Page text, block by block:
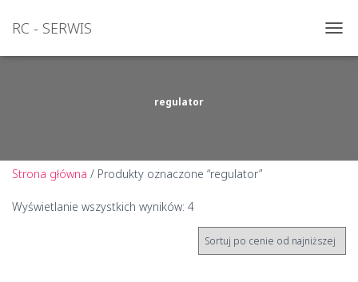
RC - SERWIS
regulator
Strona główna / Produkty oznaczone “regulator”
Wyświetlanie wszystkich wyników: 4Posortowane
według
ceny:
od